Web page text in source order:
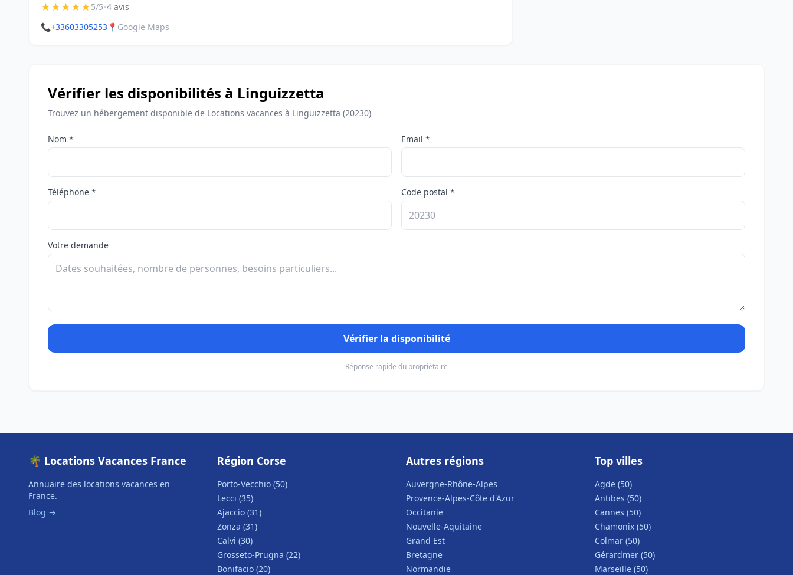
★★★★★5/5•4 avis
📞+33603305253 📍 Google Maps
Vérifier les disponibilités à Linguizzetta
Trouvez un hébergement disponible de Locations vacances à Linguizzetta (20230)
Nom * Email *
Téléphone * Code postal *
Votre demande
Vérifier la disponibilité
Réponse rapide du propriétaire
🌴 Locations Vacances France
Annuaire des locations vacances en
France.
Blog →
Région Corse
Porto-Vecchio (50)
Lecci (35)
Ajaccio (31)
Zonza (31)
Calvi (30)
Grosseto-Prugna (22)
Bonifacio (20)
Autres régions
Auvergne-Rhône-Alpes
Provence-Alpes-Côte d'Azur
Occitanie
Nouvelle-Aquitaine
Grand Est
Bretagne
Normandie
Top villes
Agde (50)
Antibes (50)
Cannes (50)
Chamonix (50)
Colmar (50)
Gérardmer (50)
Marseille (50)